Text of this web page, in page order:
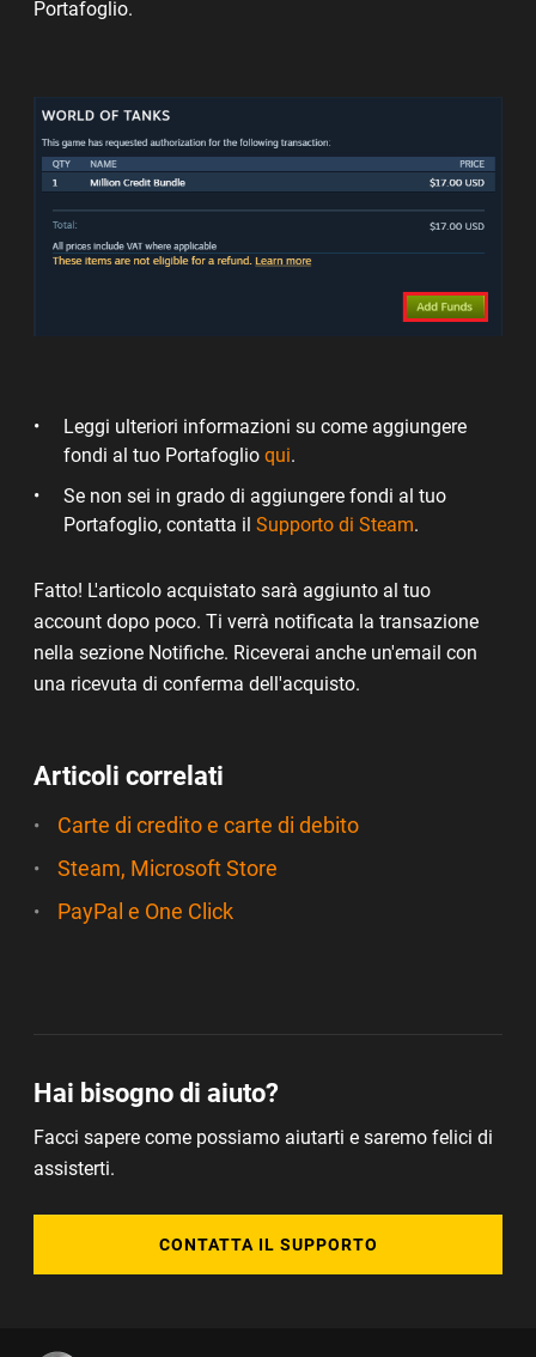
Portafoglio.
Leggi ulteriori informazioni su come aggiungere
fondi al tuo Portafoglio qui.
Se non sei in grado di aggiungere fondi al tuo
Portafoglio, contatta il Supporto di Steam.
Fatto! L'articolo acquistato sarà aggiunto al tuo
account dopo poco. Ti verrà notificata la transazione
nella sezione Notifiche. Riceverai anche un'email con
una ricevuta di conferma dell'acquisto.
Articoli correlati
Carte di credito e carte di debito
Steam, Microsoft Store
PayPal e One Click
Hai bisogno di aiuto?
Facci sapere come possiamo aiutarti e saremo felici di
assisterti.
CONTATTA IL SUPPORTO